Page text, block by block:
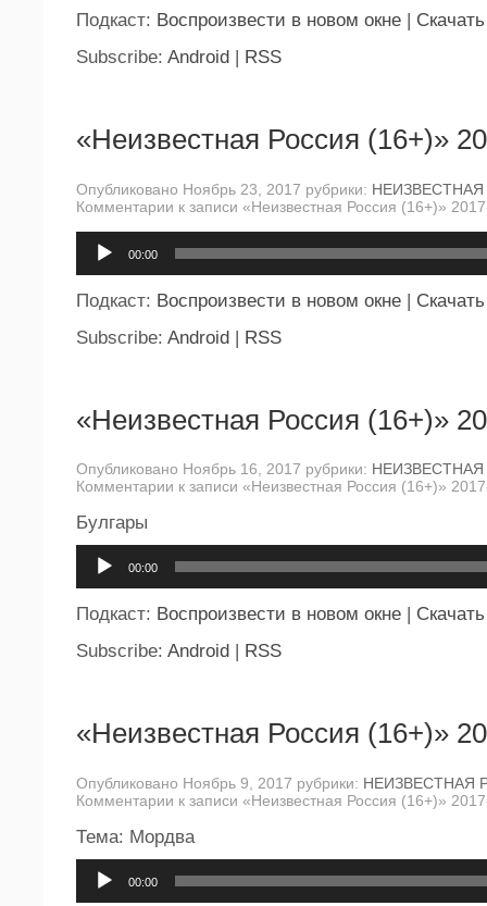
Подкаст: Воспроизвести в новом окне
Скачать
Subscribe: Android RSS
«Неизвестная Россия (16+)»
Опубликовано Ноябрь 23, 2017 рубрики:
Комментарии к записи «Неизвестная Россия (16+)»
00:00
Подкаст: Воспроизвести в новом окне | Скачать
Subscribe: Android | RSS
«Неизвестная Россия (16+)»
Опубликовано Ноябрь 16, 2017 рубрики:
Комментарии к записи «Неизвестная Россия (16+)»
Булгары
00:00
Подкаст: Воспроизвести в новом окне
Скачать
Subscribe: Android RSS
«Неизвестная Россия (16+)»
Опубликовано Ноябрь 9, 2017 рубрики: НЕИЗВЕСТНАЯ
Комментарии к записи «Неизвестная Россия (16+)»
Тема: Мордва
00:00